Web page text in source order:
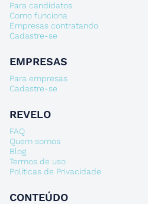
Para candidatos
Como funciona
Empresas contratando
Cadastre-se
EMPRESAS
Para empresas
Cadastre-se
REVELO
FAQ
Quem somos
Blog
Termos de uso
Políticas de Privacidade
CONTEÚDO